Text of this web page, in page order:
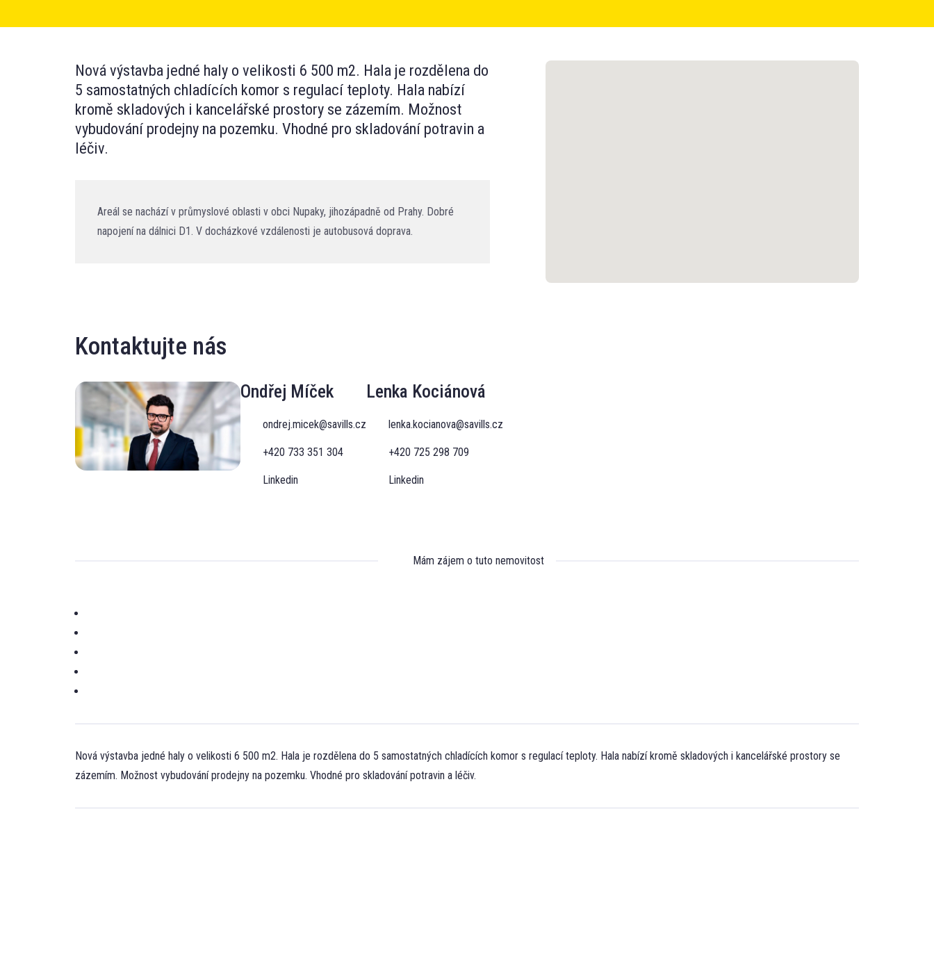
Nová výstavba jedné haly o velikosti 6 500 m2. Hala je rozdělena do
5 samostatných chladících komor s regulací teploty. Hala nabízí
kromě skladových i kancelářské prostory se zázemím. Možnost
vybudování prodejny na pozemku. Vhodné pro skladování potravin a
léčiv.
Areál se nachází v průmyslové oblasti v obci Nupaky, jihozápadně od Prahy. Dobré
napojení na dálnici D1. V docházkové vzdálenosti je autobusová doprava.
Kontaktujte nás
Ondřej Míček
ondrej.micek@savills.cz
+420 733 351 304
Linkedin
Lenka Kociánová
lenka.kocianova@savills.cz
+420 725 298 709
Linkedin
Mám zájem o tuto nemovitost
Nová výstavba jedné haly o velikosti 6 500 m2. Hala je rozdělena do 5 samostatných chladících komor s regulací teploty. Hala nabízí kromě skladových i kancelářské prostory se
zázemím. Možnost vybudování prodejny na pozemku. Vhodné pro skladování potravin a léčiv.